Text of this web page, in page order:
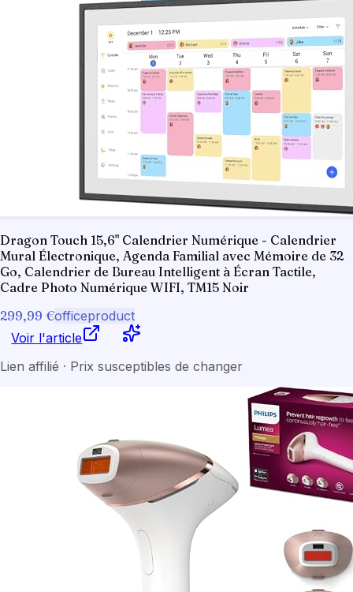
Dragon Touch 15,6" Calendrier Numérique - Calendrier
Mural Électronique, Agenda Familial avec Mémoire de 32
Go, Calendrier de Bureau Intelligent à Écran Tactile,
Cadre Photo Numérique WIFI, TM15 Noir
299,99 €officeproduct
Voir l'article
Lien affilié · Prix susceptibles de changer